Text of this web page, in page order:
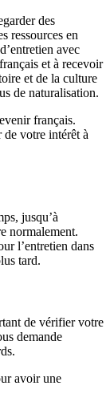
des
ressources en
avec
et à recevoir
et de la culture
de naturalisation.
français.
de votre intérêt à
jusqu’à
normalement.
l’entretien dans
tard.
de vérifier votre
demande
avoir une